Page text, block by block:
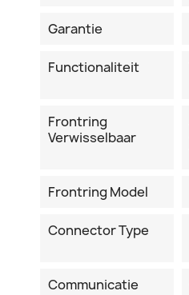
Garantie
Functionaliteit
Frontring
Verwisselbaar
Frontring Model
Connector Type
Communicatie